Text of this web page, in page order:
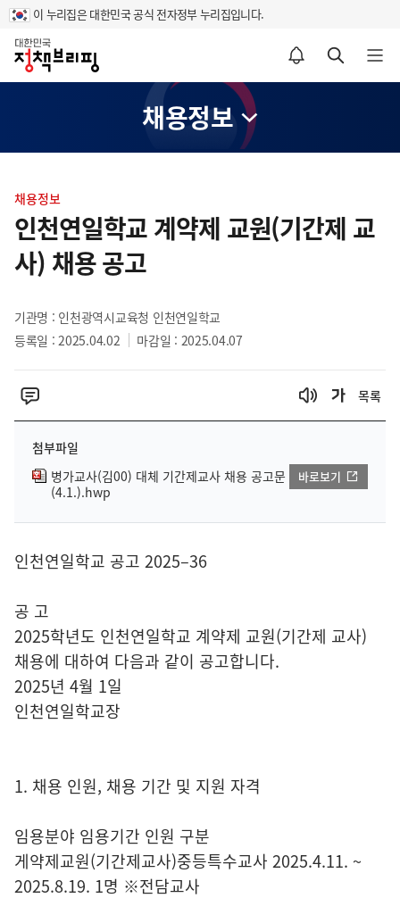
이 누리집은 대한민국 공식 전자정부 누리집입니다.
홈
알림설정 바로가기 검색 바로가기 메뉴 열기
채용정보
텐
츠
역
채용정보
인천연일학교 계약제 교원(기간제 교
사) 채용 공고
기관명 : 인천광역시교육청 인천연일학교
등록일 : 2025.04.02
마감일 : 2025.04.07
목록
첨부파일
병가교사(김00) 대체 기간제교사 채용 공고문
(4.1.).hwp
바로보기
인천연일학교 공고 2025–36
공 고
2025학년도 인천연일학교 계약제 교원(기간제 교사)
채용에 대하여 다음과 같이 공고합니다.
2025년 4월 1일
인천연일학교장
1. 채용 인원, 채용 기간 및 지원 자격
임용분야 임용기간 인원 구분
게약제교원(기간제교사)중등특수교사 2025.4.11. ~
2025.8.19. 1명 ※전담교사